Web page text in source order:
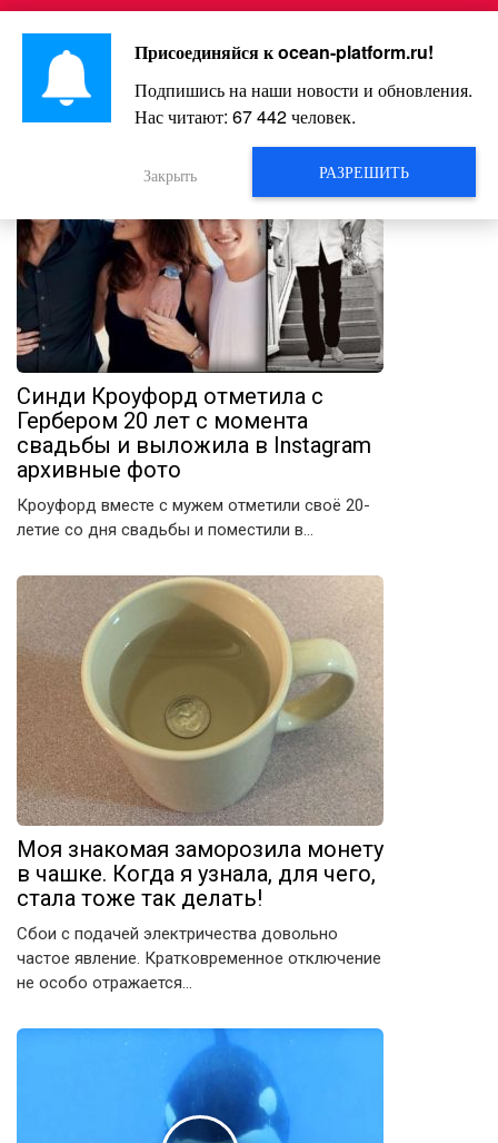
Перейти
контенту
Интересно и весело!
Синди Кроуфорд отметила с
Гербером 20 лет с момента
свадьбы и выложила в Instagram
архивные фото
Кроуфорд вместе с мужем отметили своё 20-
летие со дня свадьбы и поместили в…
Моя знакомая заморозила монету
в чашке. Когда я узнала, для чего,
стала тоже так делать!
Сбои с подачей электричества довольно
частое явление. Кратковременное отключение
не особо отражается…
Присоединяйся кocean-platform.ru!
Подпишись на наши новости и обновления.
Нас читают: 67 445человек.
РАЗРЕШИТЬ
Закрыть